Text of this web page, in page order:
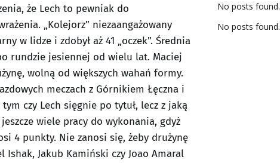
że Lech to pewniak do
„Kolejorz” niezaangażowany
w lidze i zdobył aż 41 „oczek”. Średnia
rundzie jesiennej od wielu lat. Maciej
wolną od większych wahań formy.
meczach z Górnikiem Łęczna i
czy Lech sięgnie po tytuł, lecz z jaką
wiele pracy do wykonania, gdyż
4 punkty. Nie zanosi się, żeby drużynę
Jakub Kamiński czy Joao Amaral
No posts found.
No posts found.